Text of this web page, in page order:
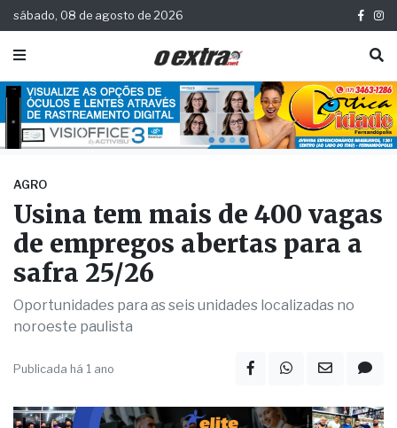
sábado, 08 de agosto de 2026
AGRO
Usina tem mais de 400 vagas
de empregos abertas para a
safra 25/26
Oportunidades para as seis unidades localizadas no